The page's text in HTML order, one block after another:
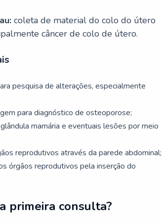
coleta de material do colo do útero
câncer de colo de útero.
pesquisa de alterações, especialmente
para diagnóstico de osteoporose;
mamária e eventuais lesões por meio
reprodutivos através da parede abdominal;
órgãos reprodutivos pela inserção do
primeira consulta?